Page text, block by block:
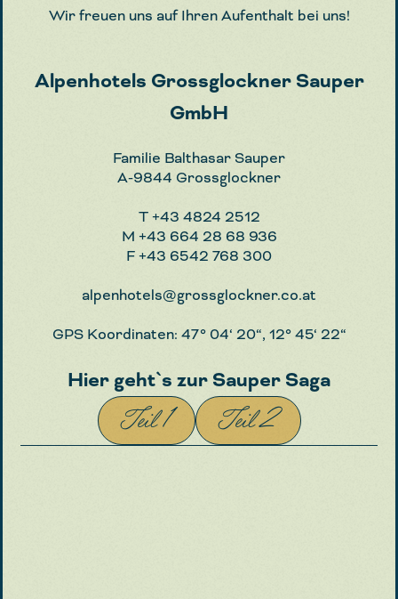
Wir freuen uns auf Ihren Aufenthalt bei uns!
Alpenhotels Grossglockner Sauper
GmbH
Familie Balthasar Sauper
A-9844 Grossglockner
T+43 4824 2512
M +43 664 28 68 936
F+43 6542 768 300
alpenhotels@grossglockner.co.at
GPS Koordinaten: 47° 04‘ 20“, 12° 45‘ 22“
Hier geht`s zur Sauper Saga
Teil 1 Teil 2